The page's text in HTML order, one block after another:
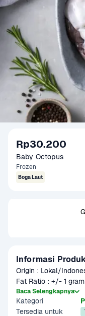
Rp30.200
Baby Octopus
Frozen
Boga Laut
Informasi
Origin : Lokal/
Fat Ratio : +/- 1
Gramation :  200 gram
Glazing : 5-10 %
Part : Baby Octopus
Baca Selengkapnya
Kategori
Tersedia untuk